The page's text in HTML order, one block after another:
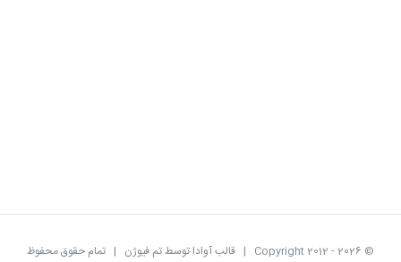
© Copyright 2012 -
2026 | قالب آوادا توسط تم فیوژن | تمام حقوق محفوظ